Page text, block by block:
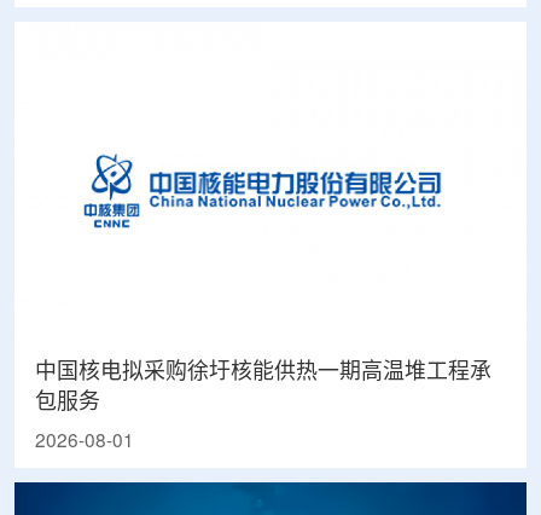
中国核电拟采购徐圩核能供热一期高温堆工程承
包服务
2026-08-01